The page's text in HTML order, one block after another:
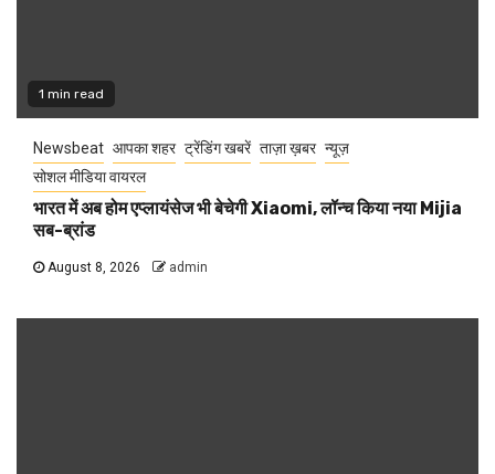
1 min read
Newsbeat आपका शहर ट्रेंडिंग खबरें ताज़ा ख़बर न्यूज़
सोशल मीडिया वायरल
भारत में अब होम एप्लायंसेज भी बेचेगी Xiaomi, लॉन्च किया नया Mijia
सब-ब्रांड
August 8, 2026 admin